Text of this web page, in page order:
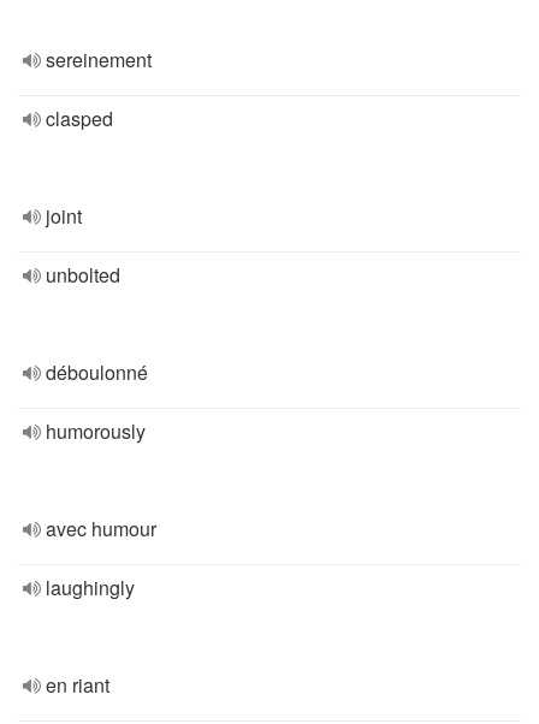
sereinement
clasped
joint
unbolted
déboulonné
humorously
avec humour
laughingly
en riant